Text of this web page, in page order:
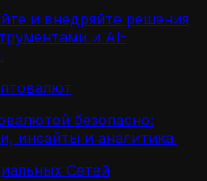
и внедряйте решения
и AI-
безопасно:
инсайты и аналитика.
Сетей